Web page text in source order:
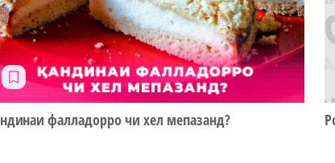
фалладорро чи хел мепазанд?